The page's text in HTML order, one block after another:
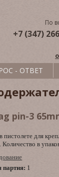
pin-3
пистолете для
Количество в
1
По
+7 (347)
- ОТВЕТ